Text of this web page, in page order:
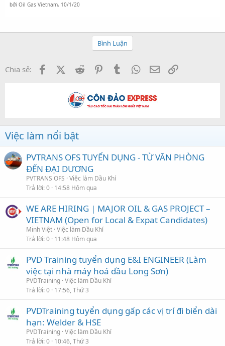
bởi Oil Gas Vietnam, 10/1/20
Bình Luận
Chia sẻ: FacebookX (Twitter)
Reddit PinterestTumblr WhatsApp
Email
Việc làm nổi bật
PVTRANS OFS TUYỂN DỤNG - TỪ VĂN PHÒNG
ĐẾN ĐẠI DƯƠNG
PVTRANS OFS Việc làm Dầu Khí
Trả lời 0 14:58 Hôm qua
WE ARE HIRING | MAJOR OIL & GAS PROJECT –
VIETNAM (Open for Local & Expat Candidates)
Minh Việt Việc làm Dầu Khí
Trả lời 0 11:48 Hôm qua
PVD Training tuyển dụng E&I ENGINEER (Làm
việc tại nhà máy hoá dầu Long Sơn)
PVDTraining Việc làm Dầu Khí
Trả lời 0 17:56, Thứ 3
PVDTraining tuyển dụng gấp các vị trí đi biển dài
hạn: Welder & HSE
PVDTraining Việc làm Dầu Khí
Trả lời 0 10:46, Thứ 3